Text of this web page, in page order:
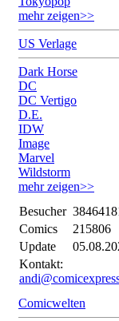
mehr zeigen>>
US Verlage
Dark Horse
DC
DC Vertigo
D.E.
IDW
Image
Marvel
Wildstorm
mehr zeigen>>
Besucher
Comics
215806
Update
Kontakt:
Comicwelten